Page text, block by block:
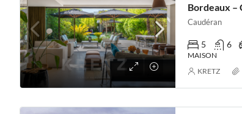
Caudéran
5 6
MAISON
KRETZ